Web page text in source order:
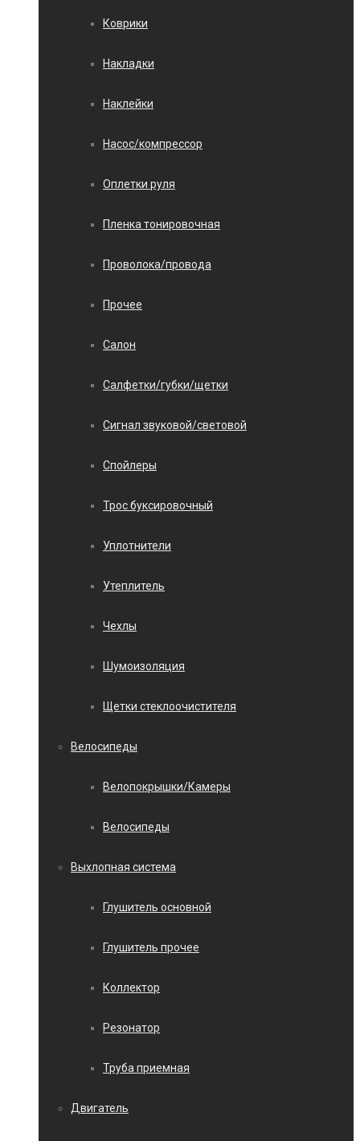
Коврики
Накладки
Наклейки
Насос/компрессор
Оплетки руля
Пленка тонировочная
Проволока/провода
Прочее
Салон
Салфетки/губки/щетки
Сигнал звуковой/световой
Спойлеры
Трос буксировочный
Уплотнители
Утеплитель
Чехлы
Шумоизоляция
Щетки стеклоочистителя
Велосипеды
Велопокрышки/Камеры
Велосипеды
Выхлопная система
Глушитель основной
Глушитель прочее
Коллектор
Резонатор
Труба приемная
Двигатель